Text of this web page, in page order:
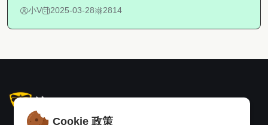
小V 2025-03-28 2814
Cookie 政策